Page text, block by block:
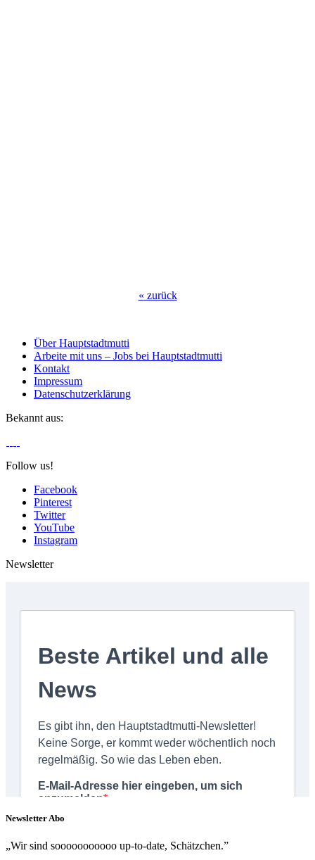
« zurück
Über Hauptstadtmutti
Arbeite mit uns – Jobs bei Hauptstadtmutti
Kontakt
Impressum
Datenschutzerklärung
Bekannt aus:
Follow us!
Facebook
Pinterest
Twitter
YouTube
Instagram
Newsletter
Newsletter Abo
„Wir sind sooooooooooo up-to-date, Schätzchen.”